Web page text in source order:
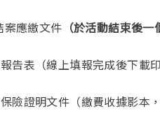
案應繳文件 （於活動結束後一
告表（線上填報完成後下載
險證明文件（繳費收據影本